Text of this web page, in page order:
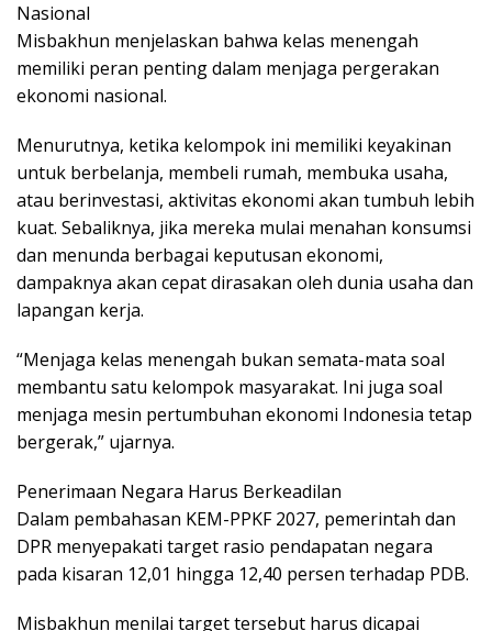
Nasional
Misbakhun menjelaskan bahwa kelas menengah
memiliki peran penting dalam menjaga pergerakan
ekonomi nasional.
Menurutnya, ketika kelompok ini memiliki keyakinan
untuk berbelanja, membeli rumah, membuka usaha,
atau berinvestasi, aktivitas ekonomi akan tumbuh lebih
kuat. Sebaliknya, jika mereka mulai menahan konsumsi
dan menunda berbagai keputusan ekonomi,
dampaknya akan cepat dirasakan oleh dunia usaha dan
lapangan kerja.
“Menjaga kelas menengah bukan semata-mata soal
membantu satu kelompok masyarakat. Ini juga soal
menjaga mesin pertumbuhan ekonomi Indonesia tetap
bergerak,” ujarnya.
Penerimaan Negara Harus Berkeadilan
Dalam pembahasan KEM-PPKF 2027, pemerintah dan
DPR menyepakati target rasio pendapatan negara
pada kisaran 12,01 hingga 12,40 persen terhadap PDB.
Misbakhun menilai target tersebut harus dicapai